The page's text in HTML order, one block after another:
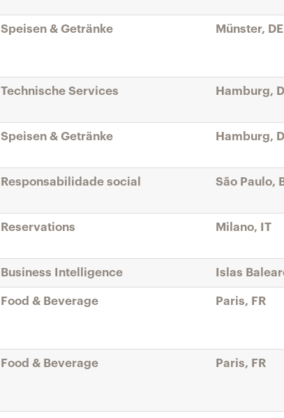
Speisen & Getränke Münster, DE
Technische Services Hamburg,
Speisen & Getränke Hamburg,
Responsabilidade social São Paulo,
Reservations Milano, IT
Business Intelligence Islas
Food & Beverage Paris, FR
Food & Beverage Paris, FR